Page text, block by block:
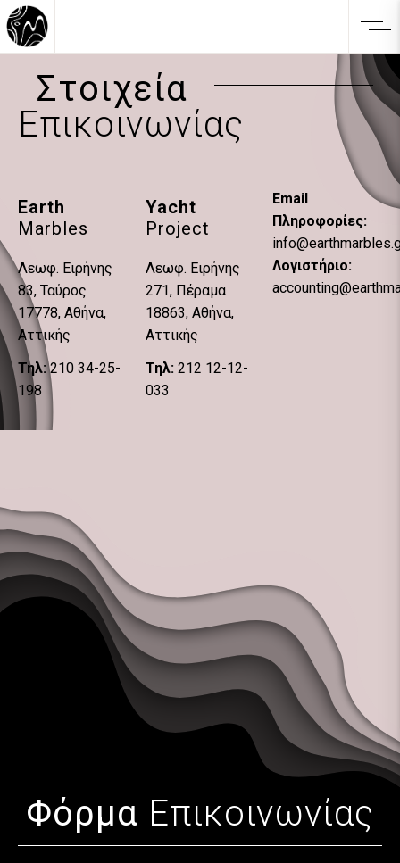
Στοιχεία
Επικοινωνίας
Earth
Marbles
Λεωφ. Ειρήνης
83, Ταύρος
17778, Αθήνα,
Αττικής
Τηλ:210 34-25-
198
Yacht
Project
Λεωφ. Ειρήνης
271, Πέραμα
18863, Αθήνα,
Αττικής
Τηλ:212 12-12-
033
Email
Πληροφορίες:
Λογιστήριο:
Φόρμα Επικοινωνίας